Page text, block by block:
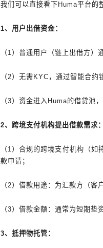
我们可以直接看下Huma平台的
1、用户出借资金：
（1）普通用户（链上出借方
（2）无需KYC，通过智能合
（3）资金进入Huma的借贷池
2、跨境支付机构提出借款需求
（1）合规的跨境支付机构（
款申请；
（2）借款用途：为汇款方（
（3）借款金额：通常为短期
3、抵押物托管：